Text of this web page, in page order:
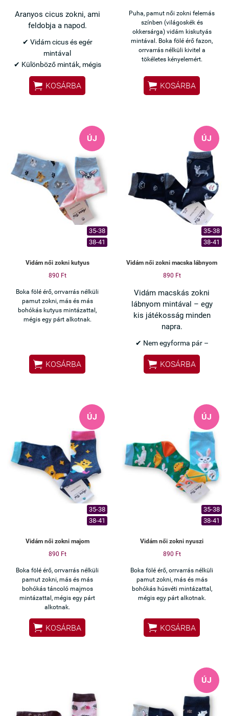
Aranyos cicus zokni, ami
feldobja a napod.
✔ Vidám cicus és egér
mintával
✔ Különböző minták, mégis
egy pár
✔ Pamut anyag – kényelmes
viselet
✔ Boka fölé érő fazon
Tökéletes választás, ha egy
kényelmes és vidám zoknit
keresel a hétköznapokra.
 KOSÁRBA
Puha, pamut női zokni felemás
színben (világoskék és
okkersárga) vidám kiskutyás
mintával. Boka fölé érő fazon,
orrvarrás nélküli kivitel a
tökéletes kényelemért.
 KOSÁRBA
ÚJ
35-38
38-41
Vidám női zokni kutyus
890 Ft
Boka fölé érő, orrvarrás nélküli
pamut zokni, más és más
bohókás kutyus mintázattal,
mégis egy párt alkotnak.
 KOSÁRBA
ÚJ
35-38
38-41
Vidám női zokni macska lábnyom
890 Ft
Vidám macskás zokni
lábnyom mintával – egy
kis játékosság minden
napra.
✔ Nem egyforma pár –
különleges megjelenés
✔ Macska és lábnyom minta
– vidám, bohókás
✔ Pamut anyag – kényelmes
✔ Bokazokni fazon –
mindennapi használatra
Ha szereted az egyedi, mosolyt
csaló darabokat, ezt imádni
fogod.
 KOSÁRBA
ÚJ
35-38
38-41
Vidám női zokni majom
890 Ft
Boka fölé érő, orrvarrás nélküli
pamut zokni, más és más
bohókás táncoló majmos
mintázattal, mégis egy párt
alkotnak.
 KOSÁRBA
ÚJ
35-38
38-41
Vidám női zokni nyuszi
890 Ft
Boka fölé érő, orrvarrás nélküli
pamut zokni, más és más
bohókás húsvéti mintázattal,
mégis egy párt alkotnak.
 KOSÁRBA
ÚJ